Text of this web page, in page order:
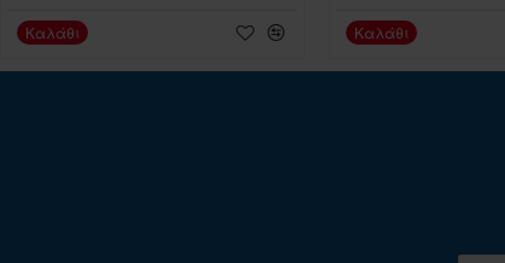
Καλάθι Καλάθι